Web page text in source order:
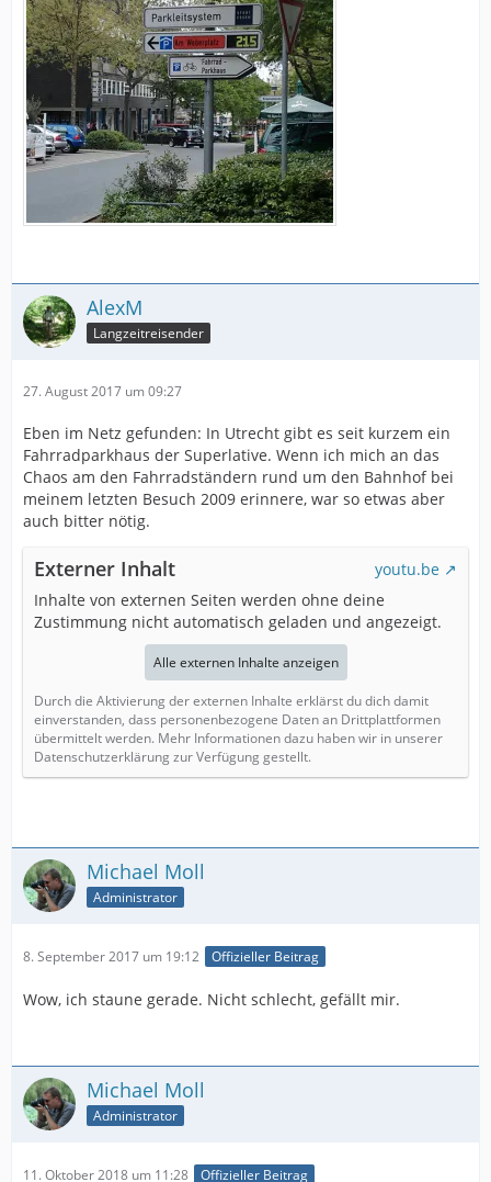
AlexM
Langzeitreisender
27. August 2017 um 09:27
Eben im Netz gefunden: In Utrecht gibt es seit kurzem ein
Fahrradparkhaus der Superlative. Wenn ich mich an das
Chaos am den Fahrradständern rund um den Bahnhof bei
meinem letzten Besuch 2009 erinnere, war so etwas aber
auch bitter nötig.
Externer Inhalt
youtu.be
Inhalte von externen Seiten werden ohne deine
Zustimmung nicht automatisch geladen und angezeigt.
Alle externen Inhalte anzeigen
Durch die Aktivierung der externen Inhalte erklärst du dich damit
einverstanden, dass personenbezogene Daten an Drittplattformen
übermittelt werden. Mehr Informationen dazu haben wir in unserer
Datenschutzerklärung zur Verfügung gestellt.
Michael Moll
Administrator
8. September 2017 um 19:12 Offizieller Beitrag
Wow, ich staune gerade. Nicht schlecht, gefällt mir.
Michael Moll
Administrator
11. Oktober 2018 um 11:28 Offizieller Beitrag